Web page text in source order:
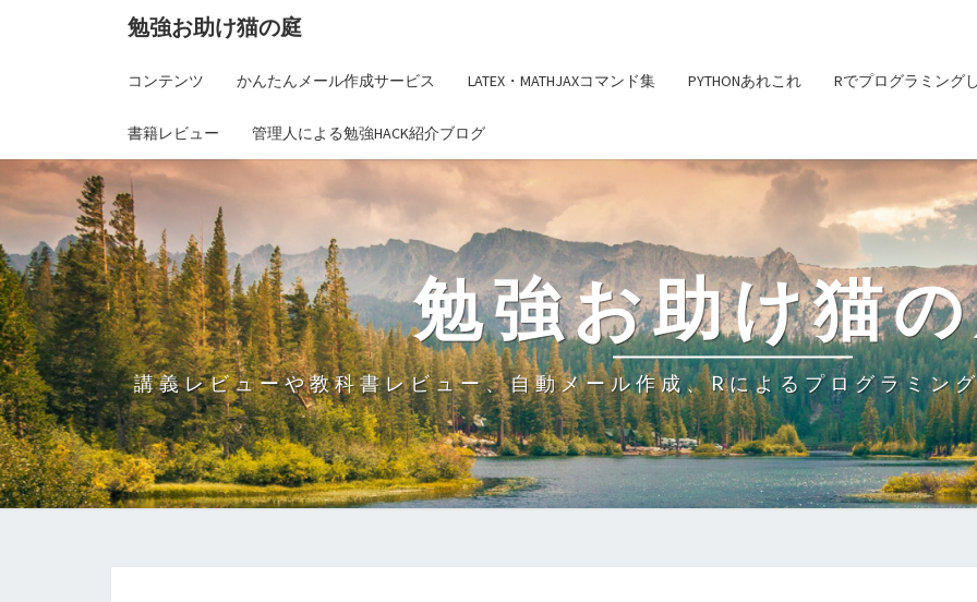
勉強お助け猫の庭
コンテンツ かんたんメール作成サービス LATEX・MATHJAXコマンド集 PYTHONあれこれ Rでプログラミング
書籍レビュー 管理人による勉強HACK紹介ブログ
勉強お助け猫
講義レビューや教科書レビュー、自動メール作成、Rによるプログラミン